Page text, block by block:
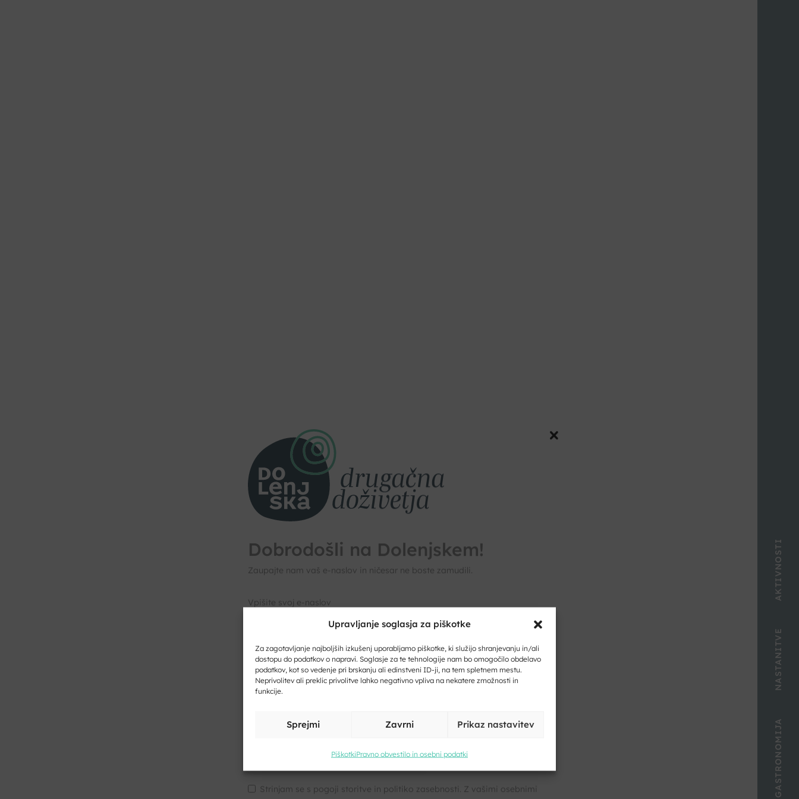
Upravljanje soglasja za piškotke
Za zagotavljanje najboljših izkušenj uporabljamo piškotke, ki služijo shranjevanju in/ali
dostopu do podatkov o napravi. Soglasje za te tehnologije nam bo omogočilo obdelavo
podatkov, kot so vedenje pri brskanju ali edinstveni ID-ji, na tem spletnem mestu.
Neprivolitev ali preklic privolitve lahko negativno vpliva na nekatere zmožnosti in
funkcije.
Sprejmi Zavrni Prikaz nastavitev
PiškotkiPravno obvestilo in osebni podatki GASTRONOMIJA
NASTANITVE
AKTIVNOSTI
Zaupajte nam vaš e-naslov in ničesar ne boste zamudili.
Vpišite svoje ime in priimek
Kliknite, če želite sprejeti piškotke